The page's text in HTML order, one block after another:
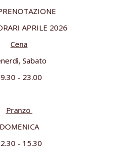
APRILE 2026
Cena
Sabato
- 23.00
Pranzo
DOMENICA
- 15.30